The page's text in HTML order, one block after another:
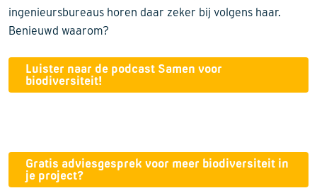
ingenieursbureaus horen daar zeker bij volgens haar.
Benieuwd waarom?
Luister naar de podcast Samen voor
biodiversiteit!
Gratis adviesgesprek voor meer biodiversiteit in
je project?